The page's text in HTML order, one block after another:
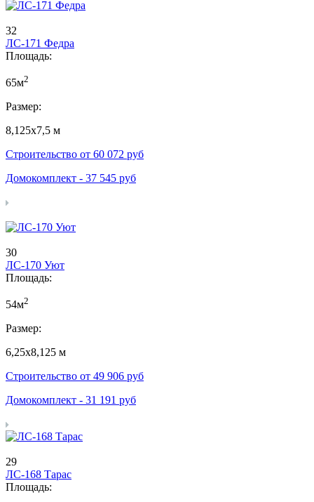
32
ЛС-171 Федра
Площадь:
65м2
Размер:
8,125х7,5 м
Строительство от 60 072 руб
Домокомплект - 37 545 руб
30
ЛС-170 Уют
Площадь:
54м2
Размер:
6,25х8,125 м
Строительство от 49 906 руб
Домокомплект - 31 191 руб
29
ЛС-168 Тарас
Площадь: